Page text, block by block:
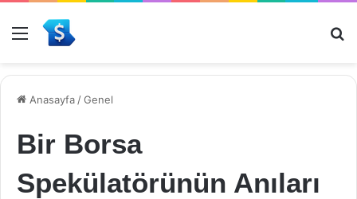
Menü
Anasayfa /Genel
Bir Borsa
Spekülatörünün Anıları